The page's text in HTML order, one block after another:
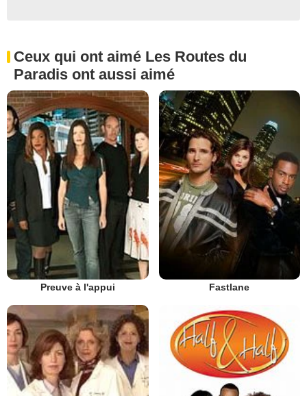
Ceux qui ont aimé Les Routes du
Paradis ont aussi aimé
Preuve à l'appui Fastlane